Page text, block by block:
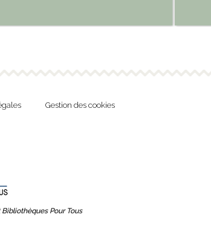
Gestion des cookies
Pour Tous